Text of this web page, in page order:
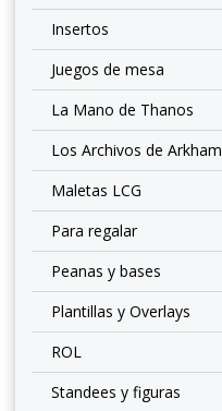
Insertos
Juegos de mesa
La Mano de Thanos
Los Archivos de Arkham
Maletas LCG
Para regalar
Peanas y bases
Plantillas y Overlays
ROL
Standees y figuras